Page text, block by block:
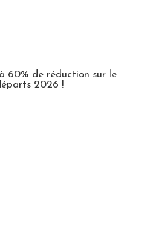
60% de réduction sur le
2026 !